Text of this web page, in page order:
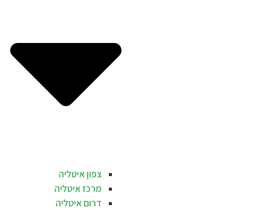
צפון איטליה
מרכז איטליה
דרום איטליה